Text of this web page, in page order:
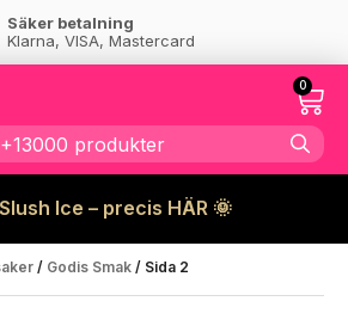
Super kundservice
Kontakta oss
0
Ice – precis HÄR 🌞
/ Godis Smak / Sida 2